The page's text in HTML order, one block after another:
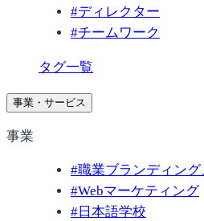
#ディレクター
#チームワーク
タグ一覧
事業・サービス
事業
#職業ブランディング
#Webマーケティング
# 日本語学校